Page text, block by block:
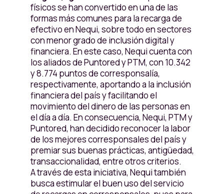
físicos se han convertido en una de las
formas más comunes para la recarga de
efectivo en Nequi, sobre todo en sectores
con menor grado de inclusión digital y
financiera. En este caso, Nequi cuenta con
los aliados de Puntored y PTM, con 10.342
y 8.774 puntos de corresponsalía,
respectivamente, aportando a la inclusión
financiera del país y facilitando el
movimiento del dinero de las personas en
el día a día. En consecuencia, Nequi, PTM y
Puntored, han decidido reconocer la labor
de los mejores corresponsales del país y
premiar sus buenas prácticas, antigüedad,
transaccionalidad, entre otros criterios.
A través de esta iniciativa, Nequi también
busca estimular el buen uso del servicio